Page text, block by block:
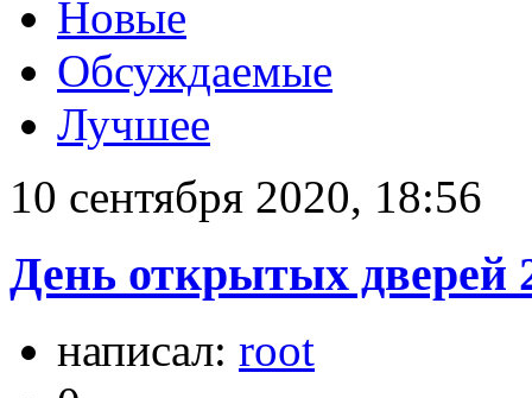
Новые
Обсуждаемые
Лучшее
10 сентября 2020, 18:56
День открытых дверей
написал: root